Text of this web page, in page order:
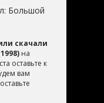
Большой
скачали
на
оставьте к
вам